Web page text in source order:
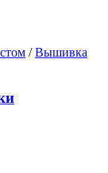
/Вышивка